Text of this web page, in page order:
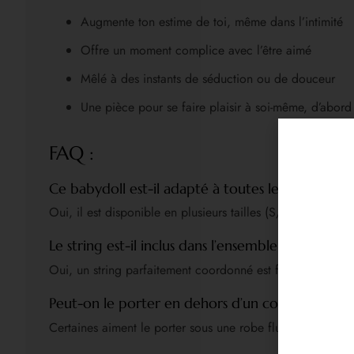
Augmente ton estime de toi, même dans l’intimité
Offre un moment complice avec l’être aimé
Mêlé à des instants de séduction ou de douceur
Une pièce pour se faire plaisir à soi-même, d’abord
FAQ :
Ce babydoll est-il adapté à toutes les
Oui, il est disponible en plusieurs tailles (S/M, L/XL,
Le string est-il inclus dans l’ensemble ?
Oui, un string parfaitement coordonné est fourni avec le
Peut-on le porter en dehors d’un contexte
Certaines aiment le porter sous une robe fluide pour une